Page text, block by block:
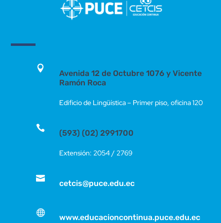

Avenida 12 de Octubre 1076 y Vicente
Ramón Roca
Edificio de Lingüística – Primer piso, oficina 120

(593) (02) 2991700
Extensión: 2054 / 2769

cetcis@puce.edu.ec

www.educacioncontinua.puce.edu.ec